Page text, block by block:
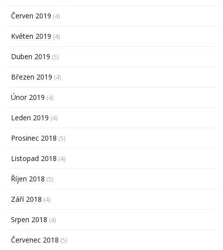
Červen 2019 (4)
Květen 2019 (4)
Duben 2019 (5)
Březen 2019 (4)
Únor 2019 (4)
Leden 2019 (4)
Prosinec 2018 (5)
Listopad 2018 (4)
Říjen 2018 (5)
Září 2018 (4)
Srpen 2018 (4)
Červenec 2018 (5)